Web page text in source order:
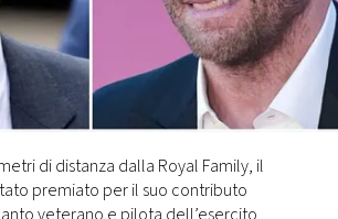
di distanza dalla Royal Family, il
premiato per il suo contributo